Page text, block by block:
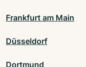
Frankfurt am Main
Düsseldorf
Dortmund